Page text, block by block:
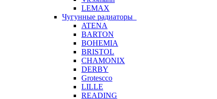
LEMAX
Чугунные радиаторы
ATENA
BARTON
BOHEMIA
BRISTOL
CHAMONIX
DERBY
Grotescco
LILLE
READING